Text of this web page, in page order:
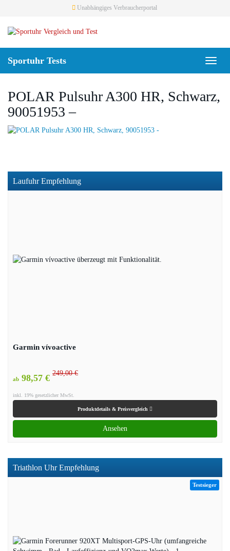
main
content
Unabhängiges Verbraucherportal
Toggle
Sportuhr Tests
POLAR Pulsuhr A300 HR, Schwarz,
90051953 –
Laufuhr Empfehlung
Garmin vívoactive
ab 98,57 € 249,00 €
inkl. 19% gesetzlicher MwSt.
Produktdetails & Preisvergleich
Ansehen
Triathlon Uhr Empfehlung
Testsieger